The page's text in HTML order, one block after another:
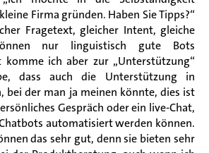
Firma gründen. Haben Sie Tipps?“
Fragetext, gleicher Intent, gleiche
nur linguistisch gute Bots
komme ich aber zur „Unterstützung“
dass auch die Unterstützung in
bei der man ja meinen könnte, dies ist
Gespräch oder ein live-Chat,
automatisiert werden können.
das sehr gut, denn sie bieten sehr